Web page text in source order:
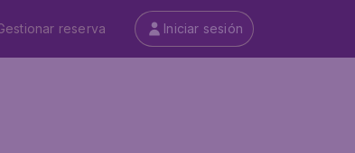
reserva Iniciar sesión